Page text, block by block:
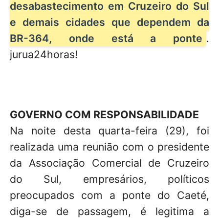
desabastecimento em Cruzeiro do Sul
e demais cidades que dependem da
BR-364, onde está a ponte .
jurua24horas!
GOVERNO COM RESPONSABILIDADE
Na noite desta quarta-feira (29), foi
realizada uma reunião com o presidente
da Associação Comercial de Cruzeiro
do Sul, empresários, políticos
preocupados com a ponte do Caeté,
diga-se de passagem, é legitima a